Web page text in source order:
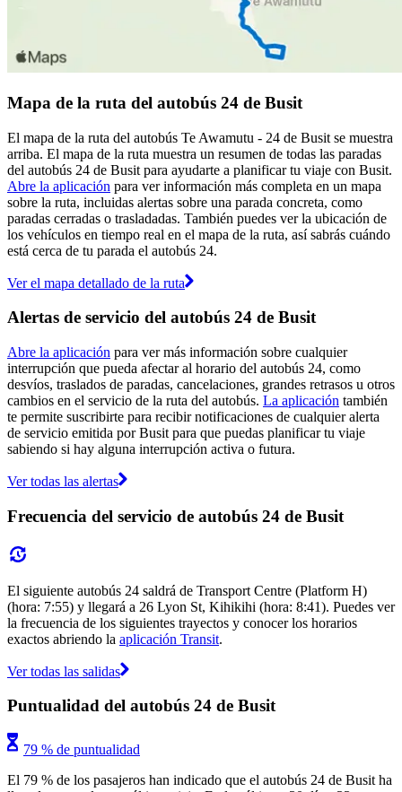
Mapa de la ruta del autobús 24 de Busit
El mapa de la ruta del autobús Te Awamutu - 24 de Busit se muestra
arriba. El mapa de la ruta muestra un resumen de todas las paradas
del autobús 24 de Busit para ayudarte a planificar tu viaje con Busit.
Abre la aplicación para ver información más completa en un mapa
sobre la ruta, incluidas alertas sobre una parada concreta, como
paradas cerradas o trasladadas. También puedes ver la ubicación de
los vehículos en tiempo real en el mapa de la ruta, así sabrás cuándo
está cerca de tu parada el autobús 24.
Ver el mapa detallado de la ruta
Alertas de servicio del autobús 24 de Busit
Abre la aplicación para ver más información sobre cualquier
interrupción que pueda afectar al horario del autobús 24, como
desvíos, traslados de paradas, cancelaciones, grandes retrasos u otros
cambios en el servicio de la ruta del autobús. La aplicación también
te permite suscribirte para recibir notificaciones de cualquier alerta
de servicio emitida por Busit para que puedas planificar tu viaje
sabiendo si hay alguna interrupción activa o futura.
Ver todas las alertas
Frecuencia del servicio de autobús 24 de Busit
El siguiente autobús 24 saldrá de Transport Centre (Platform H)
(hora: 7:55) y llegará a 26 Lyon St, Kihikihi (hora: 8:41). Puedes ver
la frecuencia de los siguientes trayectos y conocer los horarios
exactos abriendo la aplicación Transit.
Ver todas las salidas
Puntualidad del autobús 24 de Busit
79 % de puntualidad
El 79 % de los pasajeros han indicado que el autobús 24 de Busit ha